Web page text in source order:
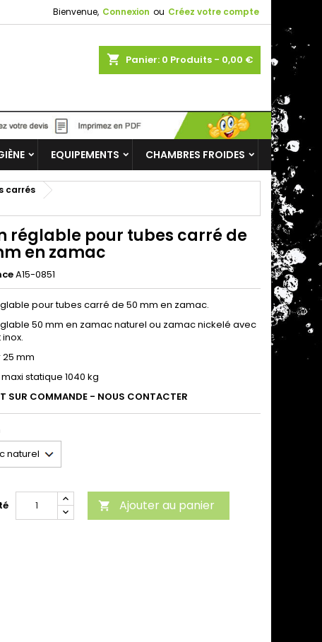
Bienvenue, Connexion ou Créez votre compte
shopping_cart Panier: 0 Produits - 0,00 €
EQUIPEMENTS CHAMBRES FROIDES
carrés
réglable pour tubes carré de
en zamac
A15-0851
pour tubes carré de 50 mm en zamac.
50 mm en zamac naturel ou zamac nickelé avec
25 mm
statique 1040 kg
SUR COMMANDE - NOUS CONTACTER
 Ajouter au panier